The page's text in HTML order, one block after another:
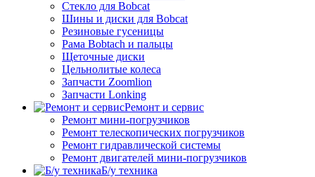
Стекло для Bobcat
Шины и диски для Bobcat
Резиновые гусеницы
Рама Bobtach и пальцы
Щеточные диски
Цельнолитые колеса
Запчасти Zoomlion
Запчасти Lonking
Ремонт и сервис
Ремонт мини-погрузчиков
Ремонт телескопических погрузчиков
Ремонт гидравлической системы
Ремонт двигателей мини-погрузчиков
Б/у техника